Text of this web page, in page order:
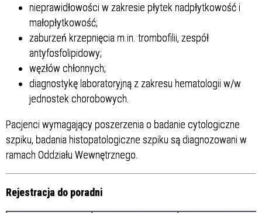
nieprawidłowości w zakresie płytek nadpłytkowość i
małopłytkowość;
zaburzeń krzepnięcia m.in. trombofilii, zespół
antyfosfolipidowy;
węzłów chłonnych;
diagnostykę laboratoryjną z zakresu hematologii w/w
jednostek chorobowych.
Pacjenci wymagający poszerzenia o badanie cytologiczne
szpiku, badania histopatologiczne szpiku są diagnozowani w
ramach Oddziału Wewnętrznego.
Rejestracja do poradni